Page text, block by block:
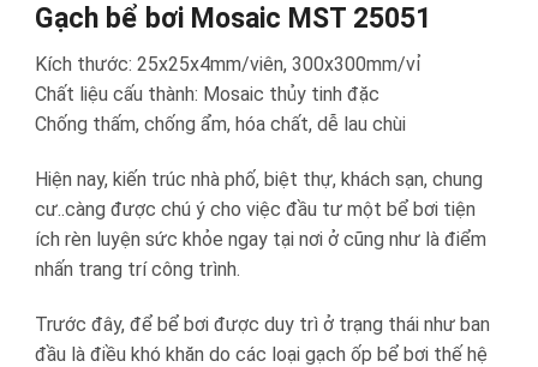
Gạch bể bơi Mosaic MST 25051
Kích thước: 25x25x4mm/viên, 300x300mm/vỉ
Chất liệu cấu thành: Mosaic thủy tinh đặc
Chống thấm, chống ẩm, hóa chất, dễ lau chùi
Hiện nay, kiến trúc nhà phố, biệt thự, khách sạn, chung
cư..càng được chú ý cho việc đầu tư một bể bơi tiện
ích rèn luyện sức khỏe ngay tại nơi ở cũng như là điểm
nhấn trang trí công trình.
Trước đây, để bể bơi được duy trì ở trạng thái như ban
đầu là điều khó khăn do các loại gạch ốp bể bơi thế hệ